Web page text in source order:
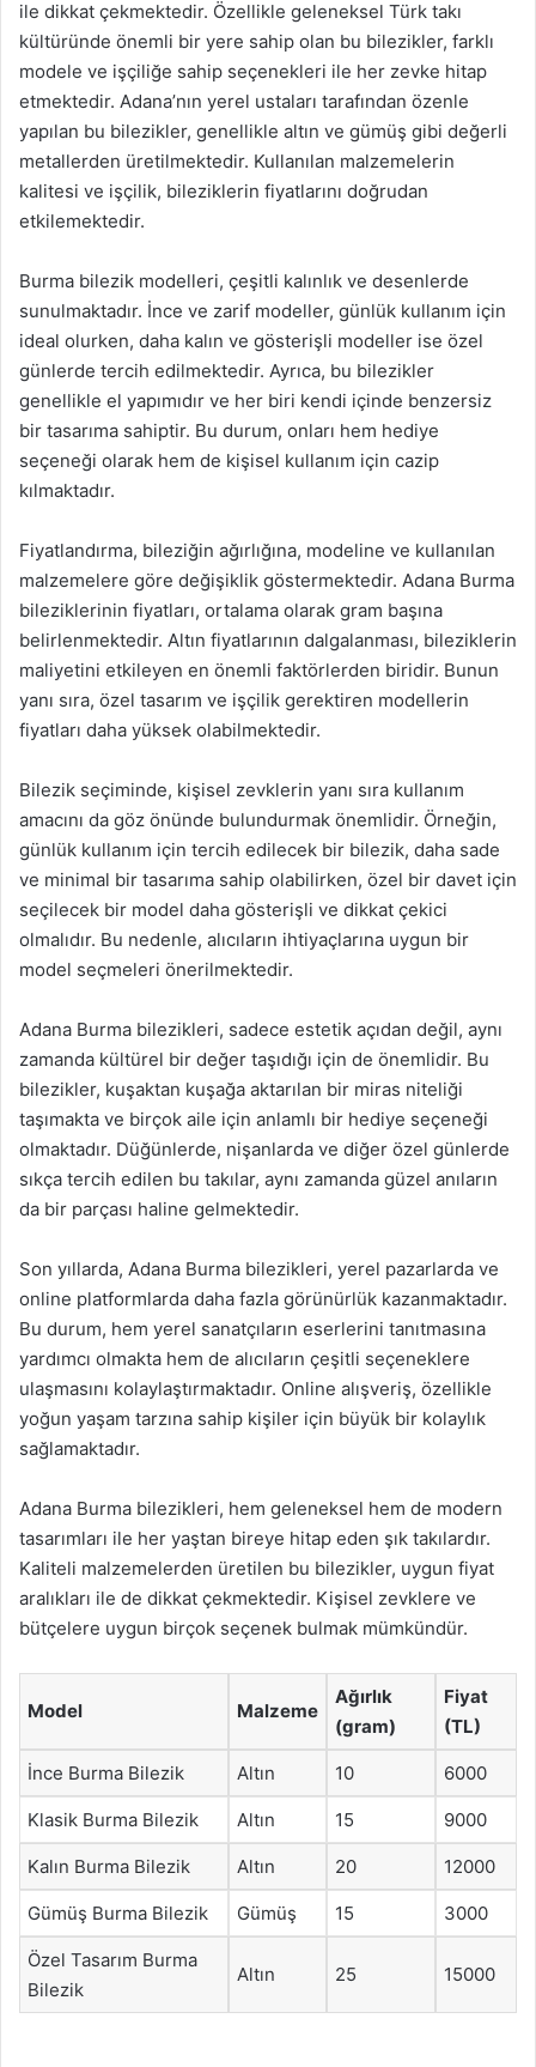
ile dikkat çekmektedir. Özellikle geleneksel Türk takı
kültüründe önemli bir yere sahip olan bu bilezikler, farklı
modele ve işçiliğe sahip seçenekleri ile her zevke hitap
etmektedir. Adana’nın yerel ustaları tarafından özenle
yapılan bu bilezikler, genellikle altın ve gümüş gibi değerli
metallerden üretilmektedir. Kullanılan malzemelerin
kalitesi ve işçilik, bileziklerin fiyatlarını doğrudan
etkilemektedir.
Burma bilezik modelleri, çeşitli kalınlık ve desenlerde
sunulmaktadır. İnce ve zarif modeller, günlük kullanım için
ideal olurken, daha kalın ve gösterişli modeller ise özel
günlerde tercih edilmektedir. Ayrıca, bu bilezikler
genellikle el yapımıdır ve her biri kendi içinde benzersiz
bir tasarıma sahiptir. Bu durum, onları hem hediye
seçeneği olarak hem de kişisel kullanım için cazip
kılmaktadır.
Fiyatlandırma, bileziğin ağırlığına, modeline ve kullanılan
malzemelere göre değişiklik göstermektedir. Adana Burma
bileziklerinin fiyatları, ortalama olarak gram başına
belirlenmektedir. Altın fiyatlarının dalgalanması, bileziklerin
maliyetini etkileyen en önemli faktörlerden biridir. Bunun
yanı sıra, özel tasarım ve işçilik gerektiren modellerin
fiyatları daha yüksek olabilmektedir.
Bilezik seçiminde, kişisel zevklerin yanı sıra kullanım
amacını da göz önünde bulundurmak önemlidir. Örneğin,
günlük kullanım için tercih edilecek bir bilezik, daha sade
ve minimal bir tasarıma sahip olabilirken, özel bir davet için
seçilecek bir model daha gösterişli ve dikkat çekici
olmalıdır. Bu nedenle, alıcıların ihtiyaçlarına uygun bir
model seçmeleri önerilmektedir.
Adana Burma bilezikleri, sadece estetik açıdan değil, aynı
zamanda kültürel bir değer taşıdığı için de önemlidir. Bu
bilezikler, kuşaktan kuşağa aktarılan bir miras niteliği
taşımakta ve birçok aile için anlamlı bir hediye seçeneği
olmaktadır. Düğünlerde, nişanlarda ve diğer özel günlerde
sıkça tercih edilen bu takılar, aynı zamanda güzel anıların
da bir parçası haline gelmektedir.
Son yıllarda, Adana Burma bilezikleri, yerel pazarlarda ve
online platformlarda daha fazla görünürlük kazanmaktadır.
Bu durum, hem yerel sanatçıların eserlerini tanıtmasına
yardımcı olmakta hem de alıcıların çeşitli seçeneklere
ulaşmasını kolaylaştırmaktadır. Online alışveriş, özellikle
yoğun yaşam tarzına sahip kişiler için büyük bir kolaylık
sağlamaktadır.
Adana Burma bilezikleri, hem geleneksel hem de modern
tasarımları ile her yaştan bireye hitap eden şık takılardır.
Kaliteli malzemelerden üretilen bu bilezikler, uygun fiyat
aralıkları ile de dikkat çekmektedir. Kişisel zevklere ve
bütçelere uygun birçok seçenek bulmak mümkündür.
Model Malzeme
Ağırlık
(gram)
Fiyat
(TL)
İnce Burma Bilezik Altın 10 6000
Klasik Burma Bilezik Altın 15 9000
Kalın Burma Bilezik Altın 20 12000
Gümüş Burma Bilezik Gümüş 15 3000
Özel Tasarım Burma
Bilezik
Altın 25 15000